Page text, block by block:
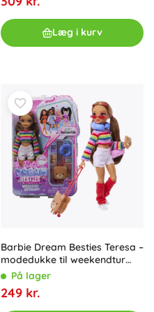
Læg i kurv
Barbie Dream Besties Teresa –
modedukke til weekendtur
med tilbehør
På lager
249 kr.